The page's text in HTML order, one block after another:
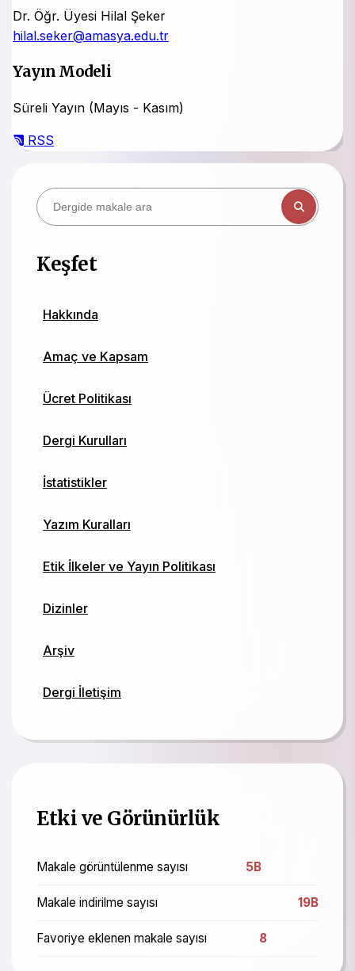
Dr. Öğr. Üyesi Hilal Şeker
hilal.seker@amasya.edu.tr
Yayın Modeli
Süreli Yayın (Mayıs - Kasım)
RSS
Keşfet
Hakkında
Amaç ve Kapsam
Ücret Politikası
Dergi Kurulları
İstatistikler
Yazım Kuralları
Etik İlkeler ve Yayın Politikası
Dizinler
Arşiv
Dergi İletişim
Etki ve Görünürlük
Makale görüntülenme sayısı 5B
Makale indirilme sayısı 19B
Favoriye eklenen makale sayısı 8